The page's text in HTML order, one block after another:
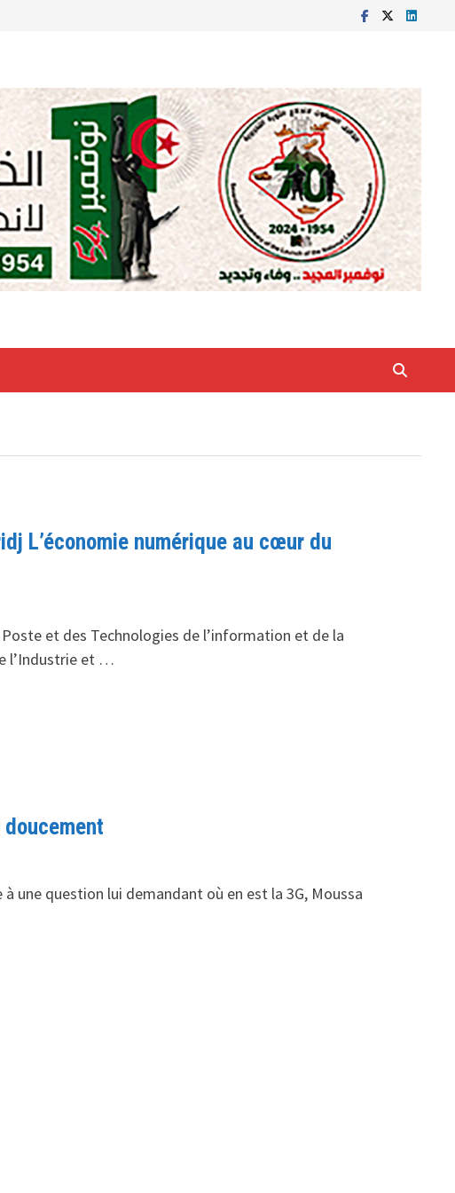
L’économie numérique au cœur du
et des Technologies de l’information et de la
l’Industrie et …
une question lui demandant où en est la 3G, Moussa